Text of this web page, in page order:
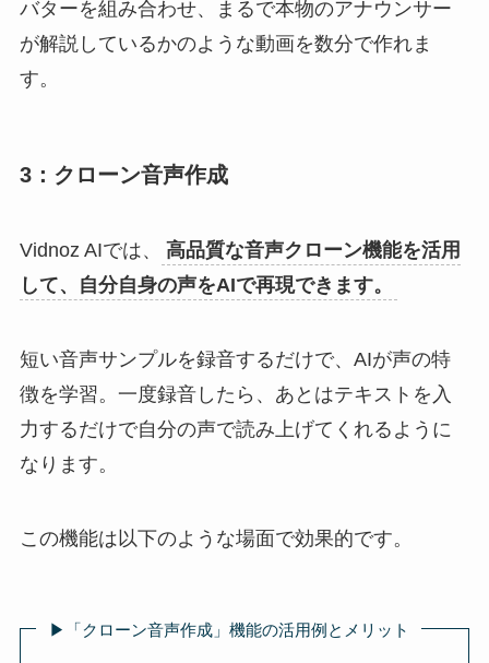
バターを組み合わせ、まるで本物のアナウンサー
が解説しているかのような動画を数分で作れま
す。
3：クローン音声作成
Vidnoz AIでは、
高品質な音声クローン機能を活用
して、自分自身の声をAIで再現できます。
短い音声サンプルを録音するだけで、AIが声の特
徴を学習。一度録音したら、あとはテキストを入
力するだけで自分の声で読み上げてくれるように
なります。
この機能は以下のような場面で効果的です。
▶︎「クローン音声作成」機能の活用例とメリット